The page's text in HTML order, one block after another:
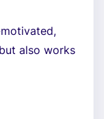
also works